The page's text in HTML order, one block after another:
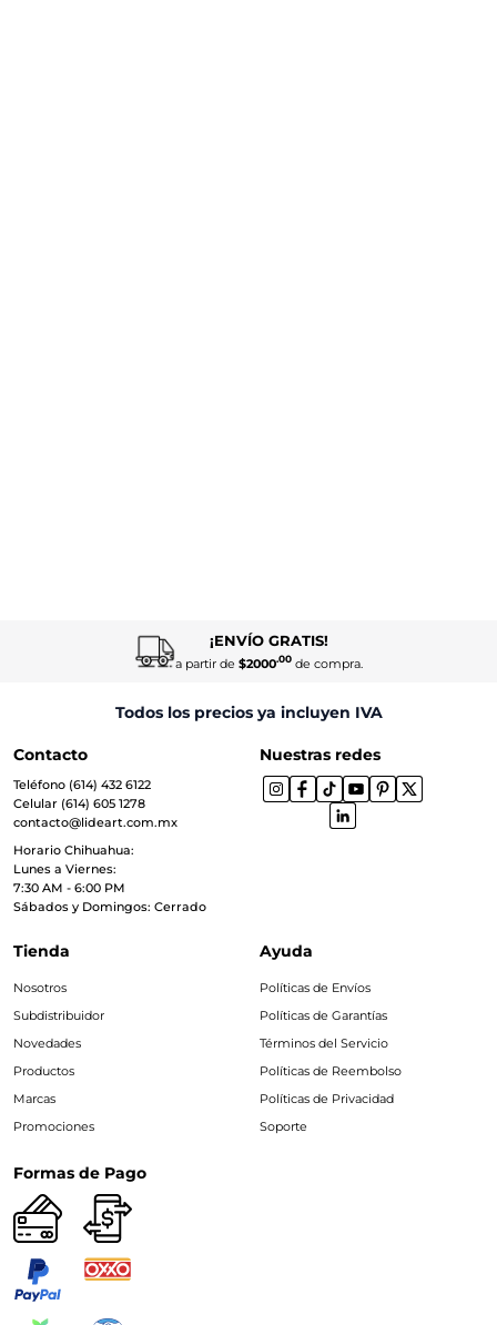
¡ENVÍO GRATIS!
a partir de $2000.00de compra.
Todos los precios ya incluyen IVA
Contacto
Teléfono (614) 432 6122
Celular (614) 605 1278
contacto@lideart.com.mx
Horario Chihuahua:
Lunes a Viernes:
7:30 AM - 6:00 PM
Sábados y Domingos: Cerrado
Nuestras redes
Tienda
Nosotros
Subdistribuidor
Novedades
Productos
Marcas
Promociones
Ayuda
Políticas de Envíos
Políticas de Garantías
Términos del Servicio
Políticas de Reembolso
Políticas de Privacidad
Soporte
Formas de Pago